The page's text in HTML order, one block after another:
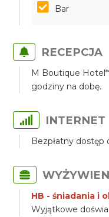
Bar
RECEPCJA
M Boutique
godziny na dobę.
INTERNET
Bezpłatny
HB - śniadania i
Wyjątkowe